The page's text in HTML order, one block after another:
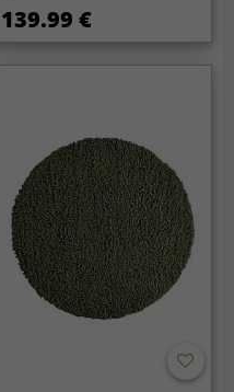
139.99 €